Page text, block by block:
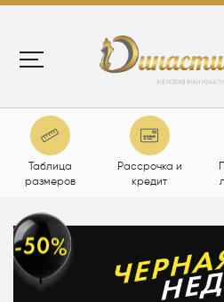
Таблица
размеров
Рассрочка и
кредит